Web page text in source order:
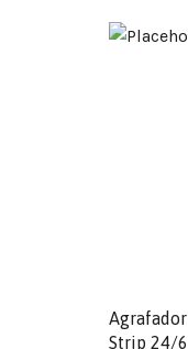
Strip 24/